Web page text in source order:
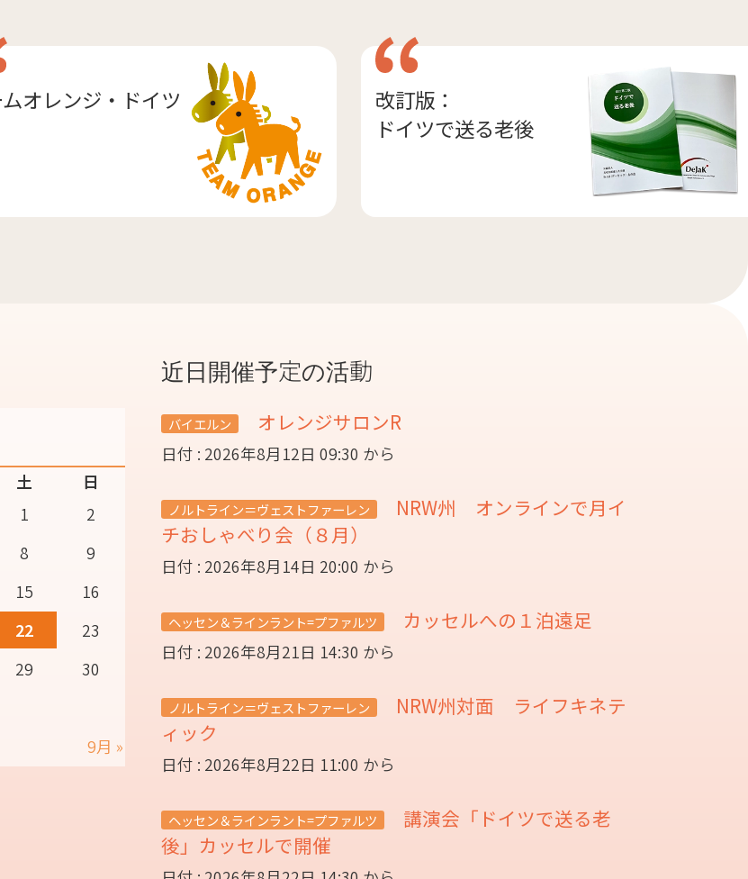
オレンジ・ ドイツ
改訂版：
ドイツで送る老後
土
日
1
2
8
9
15
16
22
23
29
30
9月 »
近日開催予定の活動
バイエルン オレンジサロンR
日付 : 2026年8月12日 09:30 から
ノルトライン＝ヴェストファーレン
NRW州 オンラインで月イ
チおしゃべり会（８月）
日付 : 2026年8月14日 20:00 から
ヘッセン＆ラインラント=プファルツ カッセルへの１泊遠足
日付 : 2026年8月21日 14:30 から
ノルトライン＝ヴェストファーレン
NRW州対面 ライフキネテ
ィック
日付 : 2026年8月22日 11:00 から
ヘッセン＆ラインラント=プファルツ
講演会「ドイツで送る老
後」カッセルで開催